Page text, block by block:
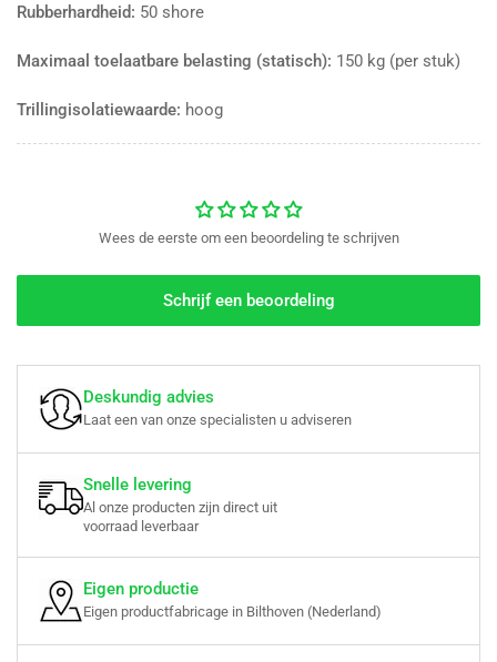
Rubberhardheid: 50 shore
Maximaal toelaatbare belasting (statisch): 150 kg (per stuk)
Trillingisolatiewaarde: hoog
Wees de eerste om een beoordeling te schrijven
Schrijf een beoordeling
Deskundig advies
Laat een van onze specialisten u adviseren
Snelle levering
Al onze producten zijn direct uit
voorraad leverbaar
Eigen productie
Eigen productfabricage in Bilthoven (Nederland)